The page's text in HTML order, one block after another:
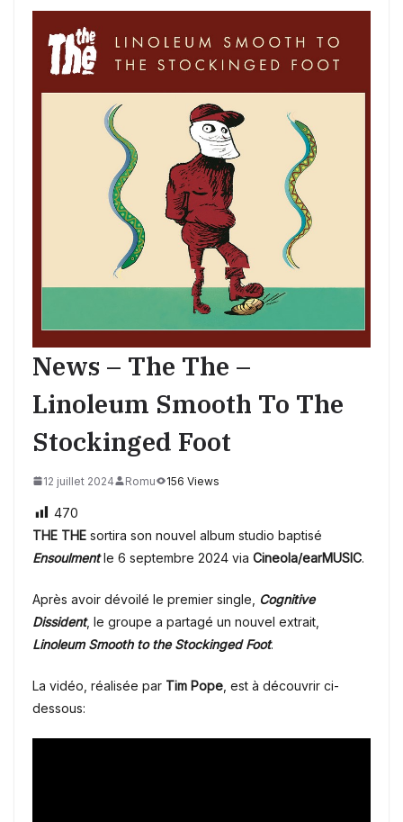
News – The The –
Linoleum Smooth To The
Stockinged Foot
12 juillet 2024 Romu 156 Views
470
THE THE sortira son nouvel album studio baptisé
Ensoulmentle 6 septembre 2024 via Cineola/earMUSIC.
Après avoir dévoilé le premier single,
Cognitive
Dissident, le groupe a partagé un nouvel extrait,
Linoleum Smooth to the Stockinged Foot.
La vidéo, réalisée par Tim Pope , est à découvrir ci-
dessous: